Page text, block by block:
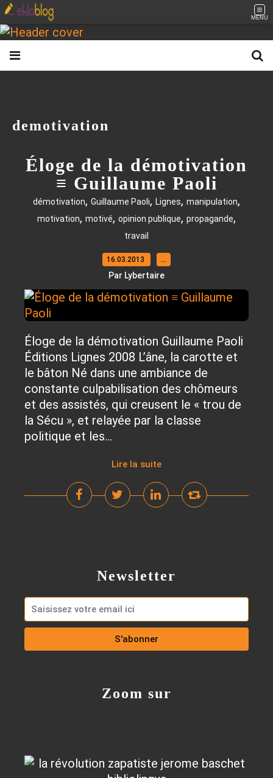
MENU
demotivation
Éloge de la démotivation
≡ Guillaume Paoli
démotivation, Guillaume Paoli, Lignes, manipulation,
motivation, motivé, opinion publique, propagande,
travail
16.03.2013 …
Par Lybertaire
Éloge de la démotivation Guillaume Paoli
Éditions Lignes 2008 L’âne, la carotte et
le bâton Né dans une ambiance de
constante culpabilisation des chômeurs
et des assistés, qui creusent le « trou de
la Sécu », et relayée par la classe
politique et les...
Lire la suite
Newsletter
Zoom sur